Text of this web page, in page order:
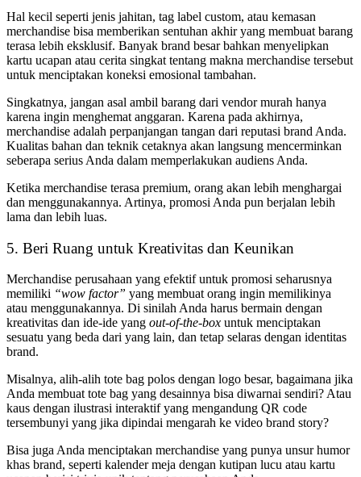
Hal kecil seperti jenis jahitan, tag label custom, atau kemasan
merchandise bisa memberikan sentuhan akhir yang membuat barang
terasa lebih eksklusif. Banyak brand besar bahkan menyelipkan
kartu ucapan atau cerita singkat tentang makna merchandise tersebut
untuk menciptakan koneksi emosional tambahan.
Singkatnya, jangan asal ambil barang dari vendor murah hanya
karena ingin menghemat anggaran. Karena pada akhirnya,
merchandise adalah perpanjangan tangan dari reputasi brand Anda.
Kualitas bahan dan teknik cetaknya akan langsung mencerminkan
seberapa serius Anda dalam memperlakukan audiens Anda.
Ketika merchandise terasa premium, orang akan lebih menghargai
dan menggunakannya. Artinya, promosi Anda pun berjalan lebih
lama dan lebih luas.
5. Beri Ruang untuk Kreativitas dan Keunikan
Merchandise perusahaan yang efektif untuk promosi seharusnya
memiliki “wow factor” yang membuat orang ingin memilikinya
atau menggunakannya. Di sinilah Anda harus bermain dengan
kreativitas dan ide-ide yang out-of-the-box untuk menciptakan
sesuatu yang beda dari yang lain, dan tetap selaras dengan identitas
brand.
Misalnya, alih-alih tote bag polos dengan logo besar, bagaimana jika
Anda membuat tote bag yang desainnya bisa diwarnai sendiri? Atau
kaus dengan ilustrasi interaktif yang mengandung QR code
tersembunyi yang jika dipindai mengarah ke video brand story?
Bisa juga Anda menciptakan merchandise yang punya unsur humor
khas brand, seperti kalender meja dengan kutipan lucu atau kartu